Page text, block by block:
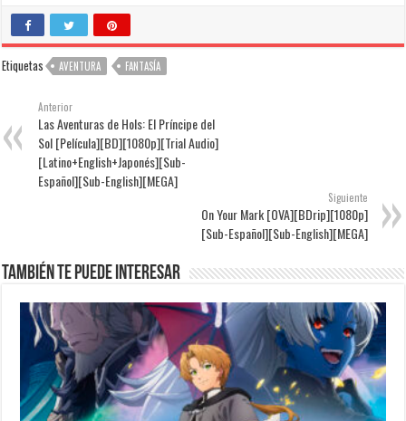
Etiquetas AVENTURA FANTASÍA
Anterior
Las Aventuras de Hols: El Príncipe del
Sol [Película][BD][1080p][Trial Audio]
[Latino+English+Japonés][Sub-
Español][Sub-English][MEGA]
Siguiente
On Your Mark [OVA][BDrip][1080p]
[Sub-Español][Sub-English][MEGA]
También te puede interesar